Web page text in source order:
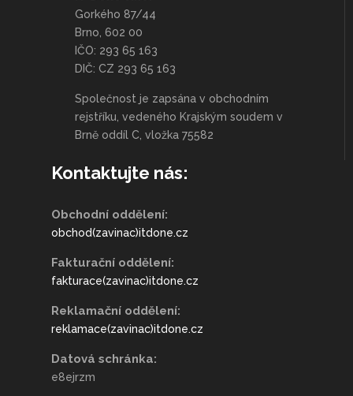
Gorkého 87/44
Brno, 602 00
IČO: 293 65 163
DIČ: CZ 293 65 163
Společnost je zapsána v obchodním
rejstříku, vedeného Krajským soudem v
Brně oddíl C, vložka 75582
Kontaktujte nás:
Obchodní oddělení:
obchod(zavinac)itdone.cz
Fakturační oddělení:
fakturace(zavinac)itdone.cz
Reklamační oddělení:
reklamace(zavinac)itdone.cz
Datová schránka:
e8ejrzm